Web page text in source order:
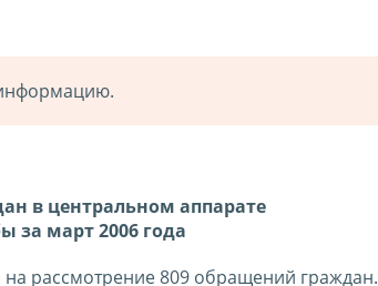
в центральном аппарате
за март 2006 года
рассмотрение 809 обращений граждан.